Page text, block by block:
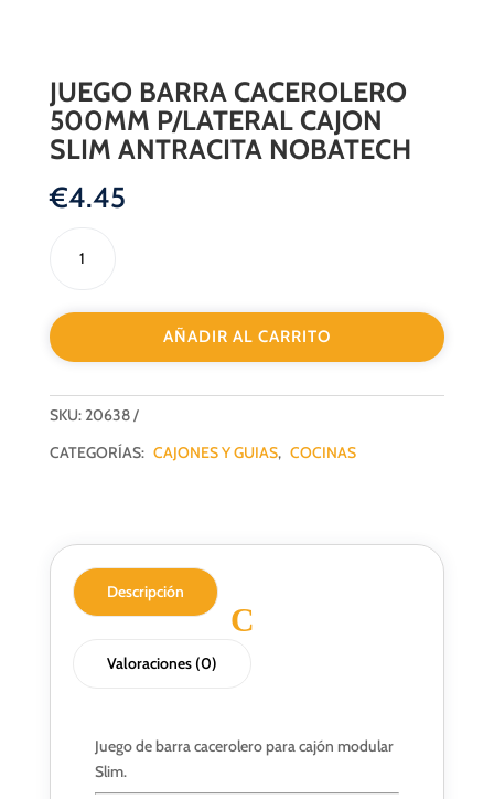
JUEGO BARRA CACEROLERO
500MM P/LATERAL CAJON
SLIM ANTRACITA NOBATECH
€4.45
BARRA
500MM
P/LATERAL
CAJON
ANTRACITA
NOBATECH
AÑADIR AL CARRITO
SKU:20638
CATEGORÍAS: CAJONES Y GUIAS, COCINAS
Descripción
Valoraciones (0)
Juego de barra cacerolero para cajón modular
Slim.